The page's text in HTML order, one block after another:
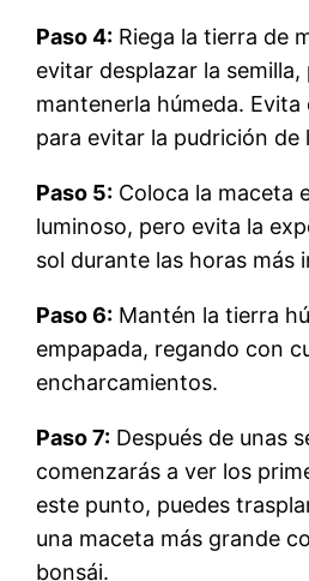
Paso 4: Riega la tierra de
evitar desplazar la
mantenerla húmeda. Evita
para evitar la pudrición de
Paso 5: Coloca la maceta
luminoso, pero evita la
sol durante las horas más
Paso 6: Mantén la tierra
empapada, regando con
encharcamientos.
Paso 7: Después de unas
comenzarás a ver los
este punto, puedes
una maceta más grande
bonsái.